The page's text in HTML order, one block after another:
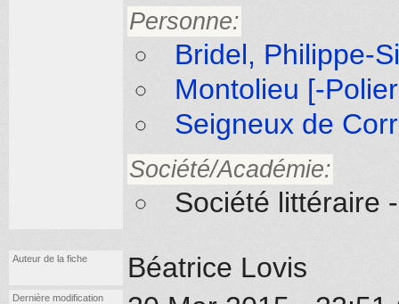
Personne:
Bridel, Philippe-
Montolieu [-
Seigneux de
Société/Académie:
Société littéraire
Auteur de la fiche Béatrice Lovis
Dernière modification